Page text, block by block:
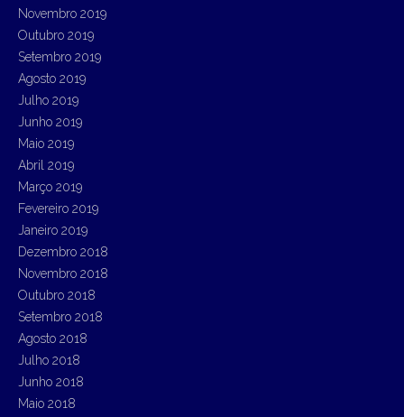
Novembro 2019
Outubro 2019
Setembro 2019
Agosto 2019
Julho 2019
Junho 2019
Maio 2019
Abril 2019
Março 2019
Fevereiro 2019
Janeiro 2019
Dezembro 2018
Novembro 2018
Outubro 2018
Setembro 2018
Agosto 2018
Julho 2018
Junho 2018
Maio 2018